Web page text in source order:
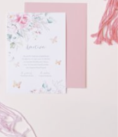
Πρόσθήκη
επιθυμιών